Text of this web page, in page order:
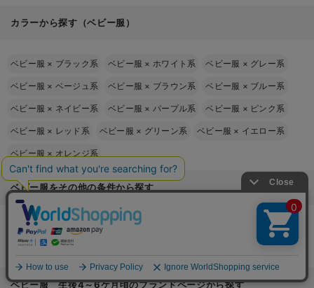
カラーから探す（ベビー服）
ベビー服 × ブラック系 ベビー服 × ホワイト系 ベビー服 × グレー系
ベビー服 × ベージュ系 ベビー服 × ブラウン系 ベビー服 × ブルー系
ベビー服 × ネイビー系 ベビー服 × パープル系 ベビー服 × ピンク系
ベビー服 × レッド系 ベビー服 × グリーン系 ベビー服 × イエロー系
ベビー服 × オレンジ系
ベビー服をその他の条件から探す
ベビー服 ×男の子 ベビー服 ×女の子 生後4～6ケ月頃
ベビー服 生後4～6ケ月頃のブランドページから探す